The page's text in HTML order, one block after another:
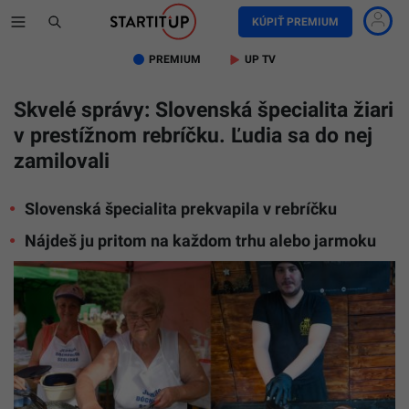
KÚPIŤ PREMIUM
PREMIUM UP TV
Skvelé správy: Slovenská špecialita žiari
v prestížnom rebríčku. Ľudia sa do nej
zamilovali
Slovenská špecialita prekvapila v rebríčku
Nájdeš ju pritom na každom trhu alebo jarmoku
TASR: